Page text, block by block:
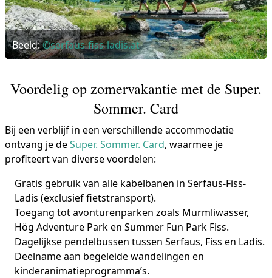
Beeld:©serfaus-fiss-ladis.at
Voordelig op zomervakantie met de Super.
Sommer. Card
Bij een verblijf in een verschillende accommodatie
ontvang je deSuper. Sommer. Card, waarmee je
profiteert van diverse voordelen:
Gratis gebruik van alle kabelbanen in Serfaus-Fiss-
Ladis (exclusief fietstransport).
Toegang tot avonturenparken zoals Murmliwasser,
Hög Adventure Park en Summer Fun Park Fiss.
Dagelijkse pendelbussen tussen Serfaus, Fiss en Ladis.
Deelname aan begeleide wandelingen en
kinderanimatieprogramma’s.